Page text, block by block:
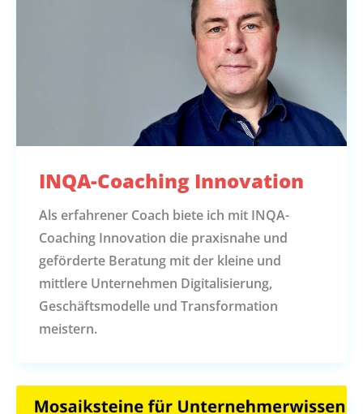
INQA-Coaching Innovation
Als erfahrener Coach biete ich mit INQA-
Coaching Innovation die praxisnahe und
geförderte Beratung mit der kleine und
mittlere Unternehmen Digitalisierung,
Geschäftsmodelle und Transformation
meistern.